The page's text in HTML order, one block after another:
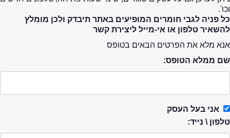
וכו'.
כל פניה לגבי חומרים המופיעים באתר תיבדק ולכן מומלץ
להשאיר טלפון או אי-מייל ליצירת קשר
אנא מלא את הפרטים הבאים בטופס
שם ממלא הטופס:
אני בעל העסק
טלפון \ נייד: